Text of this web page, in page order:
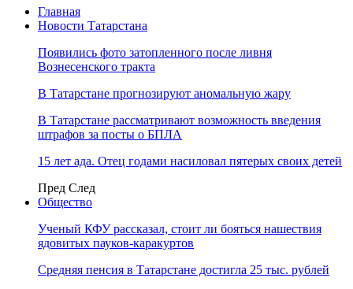
Главная
Новости Татарстана
Появились фото затопленного после ливня
Вознесенского тракта
В Татарстане прогнозируют аномальную жару
В Татарстане рассматривают возможность введения
штрафов за посты о БПЛА
15 лет ада. Отец годами насиловал пятерых своих детей
Пред След
Общество
Ученый КФУ рассказал, стоит ли бояться нашествия
ядовитых пауков-каракуртов
Средняя пенсия в Татарстане достигла 25 тыс. рублей